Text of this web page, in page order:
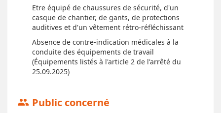
Etre équipé de chaussures de sécurité, d'un
casque de chantier, de gants, de protections
auditives et d'un vêtement rétro-réfléchissant
Absence de contre-indication médicales à la
conduite des équipements de travail
(Équipements listés à l'article 2 de l'arrêté du
25.09.2025)
group Public concerné